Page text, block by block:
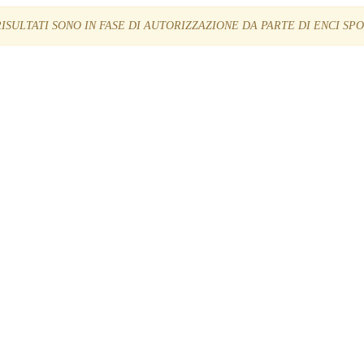
SONO IN FASE DI AUTORIZZAZIONE DA PARTE DI ENCI